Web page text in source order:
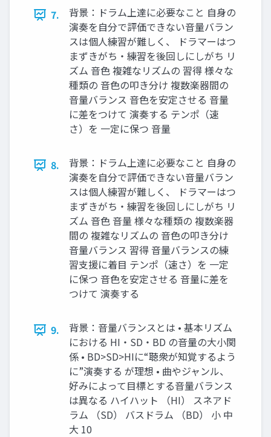
7.
背景：ドラム上達に必要なこと 自身の
演奏を自分で評価できない音量バラン
スは個人練習が難しく、 ドラマーはつ
まずきがち・練習を後回しにしがち リ
ズム 音色 複雑なリズムの 習得 様々な
種類の 音色の叩き分け 複数楽器間の
音量バランス 音色を安定させる 音量
に差をつけて 演奏する テンポ（速
さ）を 一定に保つ 音量
8.
背景：ドラム上達に必要なこと 自身の
演奏を自分で評価できない音量バラン
スは個人練習が難しく、 ドラマーはつ
まずきがち・練習を後回しにしがち リ
ズム 音色 音量 様々な種類の 複数楽器
間の 複雑なリズムの 音色の叩き分け
音量バランス 習得 音量バランスの練
習支援に着目 テンポ（速さ）を 一定
に保つ 音色を安定させる 音量に差を
つけて 演奏する
9.
背景：音量バランスとは • 基本リズム
における HI・SD・BD の音量の大小関
係 • BD>SD>HIに“聴衆が知覚するよう
に”演奏する が理想 • 曲やジャンル、
好みによって目標とする音量バランス
は異なる ハイハット （HI） スネアド
ラム （SD） バスドラム （BD） 小 中
大 10